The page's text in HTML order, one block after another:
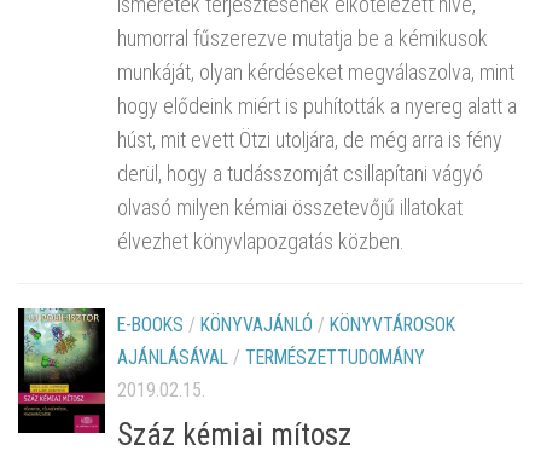
humorral fűszerezve mutatja be a kémikusok
munkáját, olyan kérdéseket megválaszolva, mint
hogy elődeink miért is puhították a nyereg alatt a
húst, mit evett Ötzi utoljára, de még arra is fény
derül, hogy a tudásszomját csillapítani vágyó
olvasó milyen kémiai összetevőjű illatokat
élvezhet könyvlapozgatás közben.
E-BOOKS / KÖNYVAJÁNLÓ / KÖNYVTÁROSOK
AJÁNLÁSÁVAL / TERMÉSZETTUDOMÁNY
2019.02.15.
Száz kémiai mítosz